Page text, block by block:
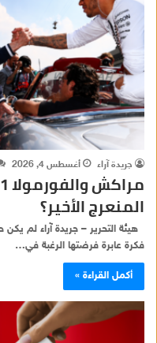
جريدة آراء أغسطس 4, 2026
المنعرج الأخير؟
فكرة عابرة فرضتها الرغبة في…
أكمل القراءة »